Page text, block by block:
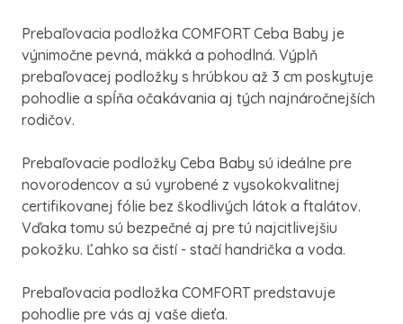
Prebaľovacia podložka COMFORT Ceba Baby je
výnimočne pevná, mäkká a pohodlná. Výplň
prebaľovacej podložky s hrúbkou až 3 cm poskytuje
pohodlie a spĺňa očakávania aj tých najnáročnejších
rodičov.
Prebaľovacie podložky Ceba Baby sú ideálne pre
novorodencov a sú vyrobené z vysokokvalitnej
certifikovanej fólie bez škodlivých látok a ftalátov.
Vďaka tomu sú bezpečné aj pre tú najcitlivejšiu
pokožku. Ľahko sa čistí - stačí handrička a voda.
Prebaľovacia podložka COMFORT predstavuje
pohodlie pre vás aj vaše dieťa.